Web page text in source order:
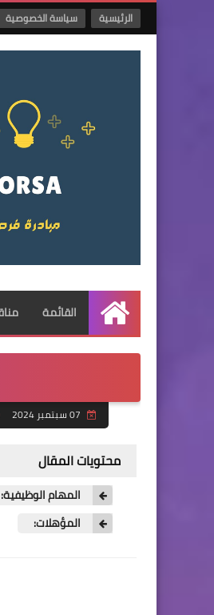
الرئيسية سياسة الخصوصية
الرئيسية
القائمة
محتويات المقال
المهام الوظيفية:
المؤهلات: